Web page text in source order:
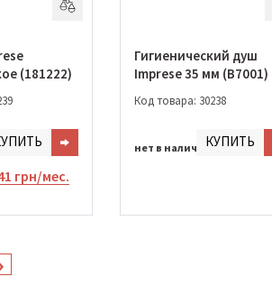
(181222)
грн/мес.
Гигиенический душ
Imprese 35 мм (B7001)
Код товара: 30238
нет в наличииКУПИТЬ